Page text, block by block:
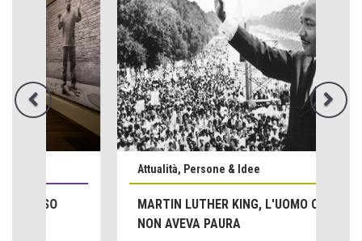
Attualità, Persone & Idee
MARTIN LUTHER KING, L'UOMO CHE
NON AVEVA PAURA
Emilio Isgrò, il cancellatore